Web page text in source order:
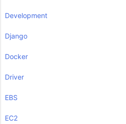
Development
Django
Docker
Driver
EBS
EC2